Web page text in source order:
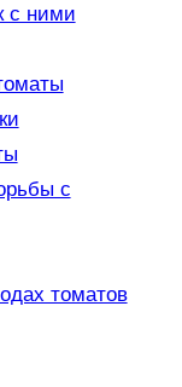
с ними
с
томатов